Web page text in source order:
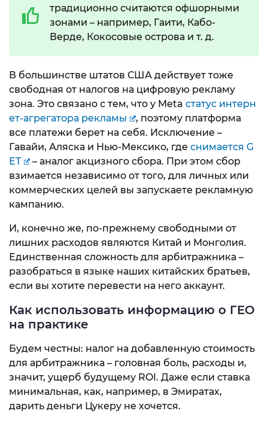
традиционно считаются офшорными
зонами – например, Гаити, Кабо-
Верде, Кокосовые острова и т. д.
В большинстве штатов США действует тоже
свободная от налогов на цифровую рекламу
зона. Это связано с тем, что у Meta статус интерн
ет-агрегатора рекламы
, поэтому платформа
все платежи берет на себя. Исключение –
Гавайи, Аляска и Нью-Мексико, где снимается G
ET
– аналог акцизного сбора. При этом сбор
взимается независимо от того, для личных или
коммерческих целей вы запускаете рекламную
кампанию.
И, конечно же, по-прежнему свободными от
лишних расходов являются Китай и Монголия.
Единственная сложность для арбитражника –
разобраться в языке наших китайских братьев,
если вы хотите перевести на него аккаунт.
Как использовать информацию о ГЕО
на практике
Будем честны: налог на добавленную стоимость
для арбитражника – головная боль, расходы и,
значит, ущерб будущему ROI. Даже если ставка
минимальная, как, например, в Эмиратах,
дарить деньги Цукеру не хочется.